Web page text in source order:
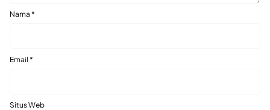
Nama *
Email *
Situs Web